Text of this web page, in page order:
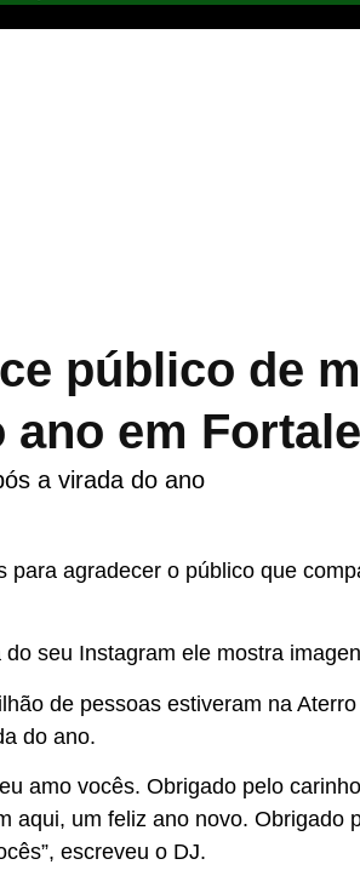
público de
ano em
a virada do ano
para agradecer o público que
seu Instagram ele mostra
de pessoas estiveram na
do ano.
amo vocês. Obrigado pelo
aqui, um feliz ano novo. Obrigado
escreveu o DJ.